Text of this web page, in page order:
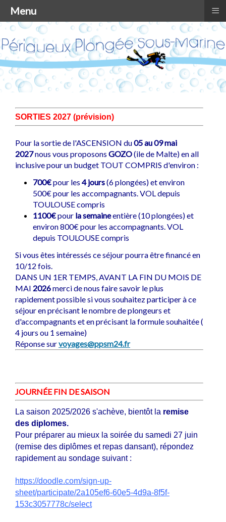
SORTIES 2027 (prévision)
Pour la sortie de l'ASCENSION du05 au 09 mai
2027nous vous proposons GOZO(ile de Malte) en all
inclusive pour un budget TOUT COMPRIS d'environ :
700€pour les 4 jours(6 plongées) et environ
500€ pour les accompagnants. VOL depuis
TOULOUSE compris
1100€pour la semaineentière (10 plongées) et
environ 800€ pour les accompagnants. VOL
depuis TOULOUSE compris
Si vous êtes intéressés ce séjour pourra être financé en
10/12 fois.
DANS UN 1ER TEMPS, AVANT LA FIN DU MOIS DE
MAI 2026merci de nous faire savoir le plus
rapidement possible si vous souhaitez participer à ce
séjour en précisant le nombre de plongeurs et
d'accompagnants et en précisant la formule souhaitée (
4 jours ou 1 semaine)
Réponse survoyages@ppsm24.fr
JOURNÉE FIN DE SAISON
La saison 2025/2026 s'achève, bientôt la remise
des diplomes.
Pour préparer au mieux la soirée du samedi 27 juin
(remise des diplômes et repas dansant), répondez
rapidement au sondage suivant :
https://doodle.com/sign-up-
sheet/participate/2a105ef6-60e5-4d9a-8f5f-
153c3057778c/select
Menu ≡